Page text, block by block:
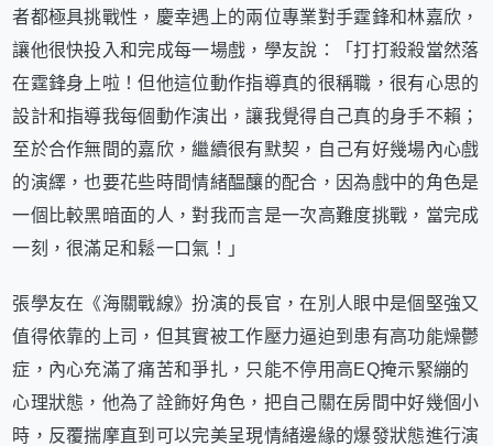
者都極具挑戰性，慶幸遇上的兩位專業對手霆鋒和林嘉欣，
讓他很快投入和完成每一場戲，學友說：「打打殺殺當然落
在霆鋒身上啦！但他這位動作指導真的很稱職，很有心思的
設計和指導我每個動作演出，讓我覺得自己真的身手不賴；
至於合作無間的嘉欣，繼續很有默契，自己有好幾場內心戲
的演繹，也要花些時間情緒醖釀的配合，因為戲中的角色是
一個比較黑暗面的人，對我而言是一次高難度挑戰，當完成
一刻，很滿足和鬆一口氣！」
張學友在《海關戰線》扮演的長官，在別人眼中是個堅強又
值得依靠的上司，但其實被工作壓力逼迫到患有高功能燥鬱
症，內心充滿了痛苦和爭扎，只能不停用高EQ掩示緊繃的
心理狀態，他為了詮飾好角色，把自己關在房間中好幾個小
時，反覆揣摩直到可以完美呈現情緒邊緣的爆發狀態進行演